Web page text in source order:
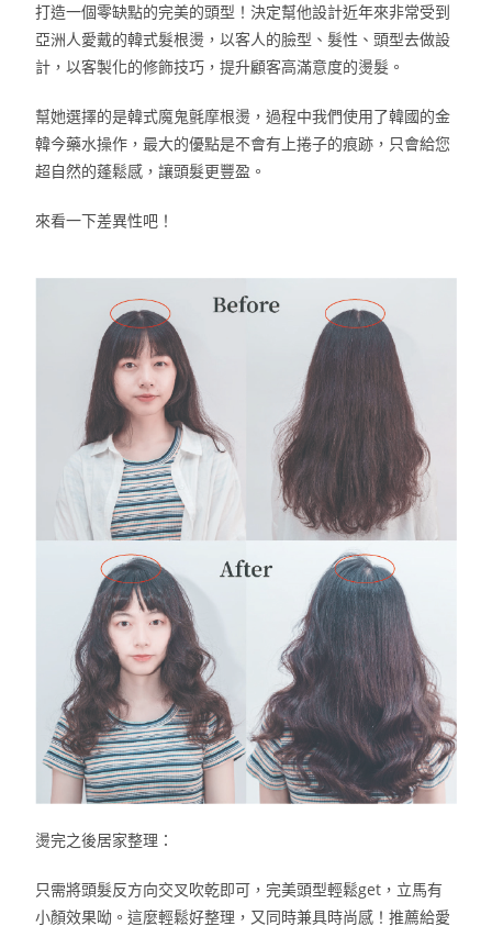
打造一個零缺點的完美的頭型！決定幫他設計近年來非常受到
亞洲人愛戴的韓式髮根燙，以客人的臉型、髮性、頭型去做設
計，以客製化的修飾技巧，提升顧客高滿意度的燙髮。
幫她選擇的是韓式魔鬼氈摩根燙，過程中我們使用了韓國的金
韓今藥水操作，最大的優點是不會有上捲子的痕跡，只會給您
超自然的蓬鬆感，讓頭髮更豐盈。
來看一下差異性吧！
燙完之後居家整理：
只需將頭髮反方向交叉吹乾即可，完美頭型輕鬆get，立馬有
小顏效果呦。這麼輕鬆好整理，又同時兼具時尚感！推薦給愛